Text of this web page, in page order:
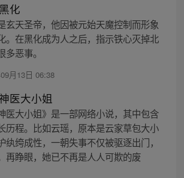
化
玄天圣帝，他因被元始天魔控制而形象
。在黑化成为人之后，指示铁心灭掉北
恶事。
月13日 06:38
医大小姐
医大小姐》是一部网络小说，其中包含
历程。比如云瑶，原本是云家草包大小
纨绔成性，一朝失事不仅被驱逐出门，
再睁眼，她已不再是人人可欺的废